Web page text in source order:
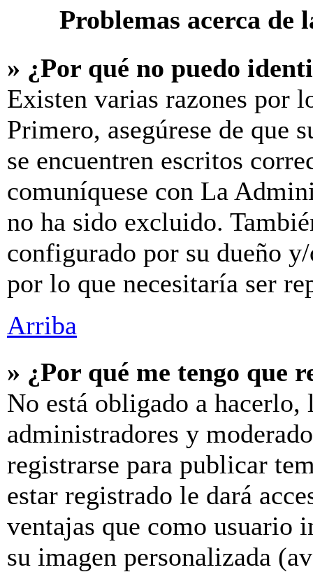
Problemas acerca
» ¿Por qué no puedo
Existen varias razones por
Primero, asegúrese de que
se encuentren escritos
comuníquese con La
no ha sido excluido.
configurado por su dueño
por lo que necesitaría ser
Arriba
» ¿Por qué me tengo que
No está obligado a
administradores y
registrarse para publicar
estar registrado le dará
ventajas que como usuario
su imagen personalizada